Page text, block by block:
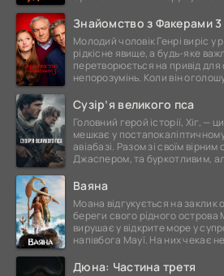
Знайомство з Факерами 3
Молодий чоловік Генрі виріс у
рідкісне явище, а будь-яке
перетворюється на привід для
непорозумінь. Коли він
Сузір’я великого пса
Головний герой історії, Хіг, —
мешкає у
авіабазі. Разом зі своїм
Джаспером, та буркотливим,
Ваяна
Моана відгукується на заклик
береги свого рідного острова
вирушає у відкрите море у
напівбога Мауї. На них чекає
Дюна: Частина третя